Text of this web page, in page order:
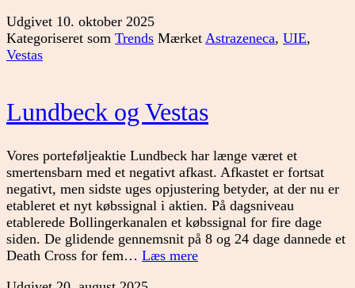
gang
Udgivet 10. oktober 2025
Kategoriseret som Trends Mærket Astrazeneca, UIE,
Vestas
Lundbeck og Vestas
Vores porteføljeaktie Lundbeck har længe været et
smertensbarn med et negativt afkast. Afkastet er fortsat
negativt, men sidste uges opjustering betyder, at der nu er
etableret et nyt købssignal i aktien. På dagsniveau
etablerede Bollingerkanalen et købssignal for fire dage
siden. De glidende gennemsnit på 8 og 24 dage dannede et
Death Cross for fem… Læs mereLundbeck